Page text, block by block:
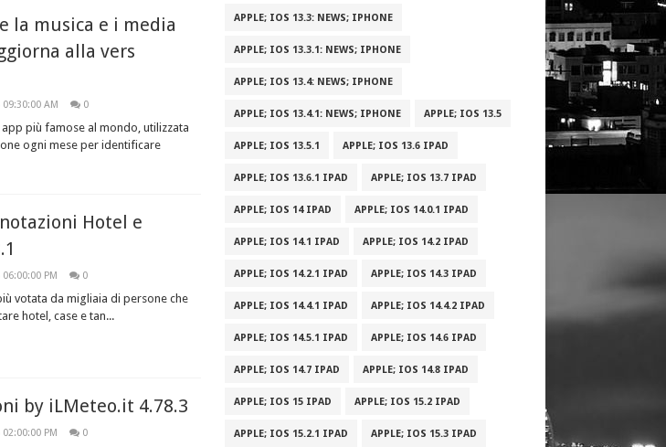
la musica e i media
alla vers
AM 0
più famose al mondo, utilizzata
ogni mese per identificare
Hotel e
PM 0
votata da migliaia di persone che
hotel, case e tan...
by iLMeteo.it 4.78.3
PM 0
APPLE; IOS 13.3: NEWS; IPHONE
APPLE; IOS 13.3.1: NEWS; IPHONE
APPLE; IOS 13.4: NEWS; IPHONE
APPLE; IOS 13.4.1: NEWS; IPHONE APPLE; IOS 13.5
APPLE; IOS 13.5.1 APPLE; IOS 13.6 IPAD
APPLE; IOS 13.6.1 IPAD APPLE; IOS 13.7 IPAD
APPLE; IOS 14 IPAD APPLE; IOS 14.0.1 IPAD
APPLE; IOS 14.1 IPAD APPLE; IOS 14.2 IPAD
APPLE; IOS 14.2.1 IPAD APPLE; IOS 14.3 IPAD
APPLE; IOS 14.4.1 IPAD APPLE; IOS 14.4.2 IPAD
APPLE; IOS 14.5.1 IPAD APPLE; IOS 14.6 IPAD
APPLE; IOS 14.7 IPAD APPLE; IOS 14.8 IPAD
APPLE; IOS 15 IPAD APPLE; IOS 15.2 IPAD
APPLE; IOS 15.2.1 IPAD APPLE; IOS 15.3 IPAD